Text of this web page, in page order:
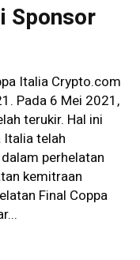
Sponsor
Italia Crypto.com
Pada 6 Mei 2021,
terukir. Hal ini
Italia telah
perhelatan
kemitraan
Final Coppa